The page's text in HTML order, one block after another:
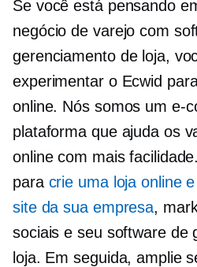
Se você está pensando
negócio de varejo com
gerenciamento de loja,
experimentar o Ecwid
online. Nós somos um e-
plataforma que ajuda os
online com mais
para crie uma loja online
site da sua empresa,
sociais e seu software de
loja. Em seguida, amplie